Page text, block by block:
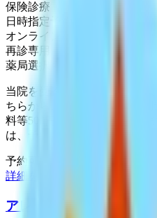
保険診療
日時指定予約
オンライン診療
再診専用
薬局選択可
当院を受診されたことがあり
ちらからご予約ください。
料等500円（税込）がかかり
は、予約後にCLINICSへ画像
予約可能：
詳細を見る
アレルギー外来